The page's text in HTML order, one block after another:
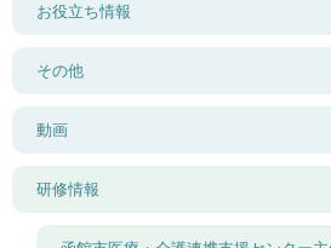
お役立ち情報
その他
動画
研修情報